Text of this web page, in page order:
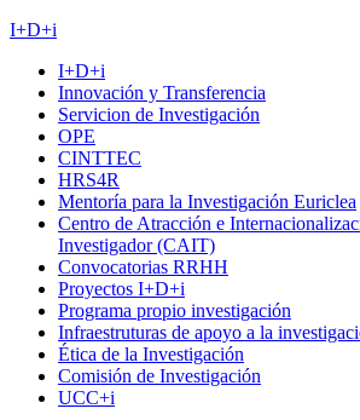
I+D+i
I+D+i
Innovación y Transferencia
Servicion de Investigación
OPE
CINTTEC
HRS4R
Mentoría para la Investigación Euriclea
Centro de Atracción e
Investigador (CAIT)
Convocatorias RRHH
Proyectos I+D+i
Programa propio investigación
Infraestruturas de apoyo a la
Ética de la Investigación
Comisión de Investigación
UCC+i